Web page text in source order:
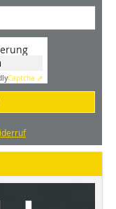
Captcha ⇗